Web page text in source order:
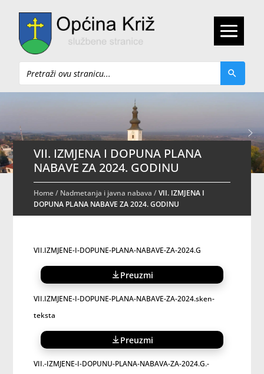
Pretraži
VII. IZMJENA I DOPUNA PLANA
NABAVE ZA 2024. GODINU
Home/ Nadmetanja i javna nabava /VII. IZMJENA I
DOPUNA PLANA NABAVE ZA 2024. GODINU
VII.IZMJENE-I-DOPUNE-PLANA-NABAVE-ZA-2024.G
Preuzmi
VII.IZMJENE-I-DOPUNE-PLANA-NABAVE-ZA-2024.sken-
teksta
Preuzmi
VII.-IZMJENE-I-DOPUNU-PLANA-NABAVA-ZA-2024.G.-